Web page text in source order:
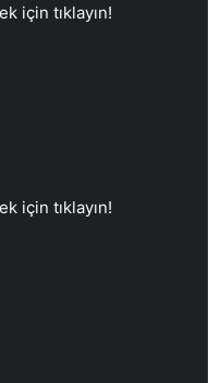
için tıklayın!
için tıklayın!